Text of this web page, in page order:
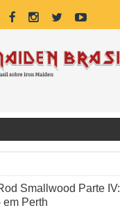
Smallwood Parte IV:
Perth